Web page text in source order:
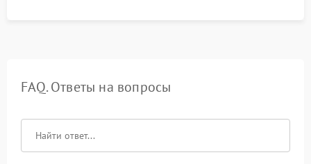
FAQ. Ответы на вопросы